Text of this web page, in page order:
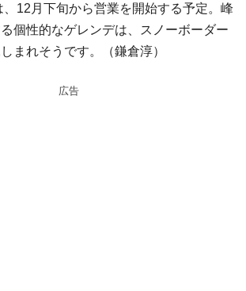
12月下旬から営業を開始する予定。峰
個性的なゲレンデは、スノーボーダー
まれそうです。（鎌倉淳）
広告